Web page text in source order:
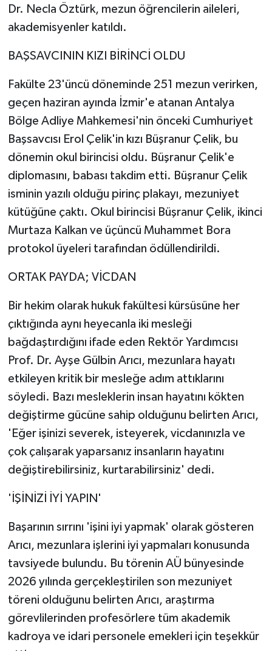
Dr. Necla Öztürk, mezun öğrencilerin aileleri,
akademisyenler katıldı.
BAŞSAVCININ KIZI BİRİNCİ OLDU
Fakülte 23'üncü döneminde 251 mezun verirken,
geçen haziran ayında İzmir'e atanan Antalya
Bölge Adliye Mahkemesi'nin önceki Cumhuriyet
Başsavcısı Erol Çelik'in kızı Büşranur Çelik, bu
dönemin okul birincisi oldu. Büşranur Çelik'e
diplomasını, babası takdim etti. Büşranur Çelik
isminin yazılı olduğu pirinç plakayı, mezuniyet
kütüğüne çaktı. Okul birincisi Büşranur Çelik, ikinci
Murtaza Kalkan ve üçüncü Muhammet Bora
protokol üyeleri tarafından ödüllendirildi.
ORTAK PAYDA; VİCDAN
Bir hekim olarak hukuk fakültesi kürsüsüne her
çıktığında aynı heyecanla iki mesleği
bağdaştırdığını ifade eden Rektör Yardımcısı
Prof. Dr. Ayşe Gülbin Arıcı, mezunlara hayatı
etkileyen kritik bir mesleğe adım attıklarını
söyledi. Bazı mesleklerin insan hayatını kökten
değiştirme gücüne sahip olduğunu belirten Arıcı,
'Eğer işinizi severek, isteyerek, vicdanınızla ve
çok çalışarak yaparsanız insanların hayatını
değiştirebilirsiniz, kurtarabilirsiniz' dedi.
'İŞİNİZİ İYİ YAPIN'
Başarının sırrını 'işini iyi yapmak' olarak gösteren
Arıcı, mezunlara işlerini iyi yapmaları konusunda
tavsiyede bulundu. Bu törenin AÜ bünyesinde
2026 yılında gerçekleştirilen son mezuniyet
töreni olduğunu belirten Arıcı, araştırma
görevlilerinden profesörlere tüm akademik
kadroya ve idari personele emekleri için teşekkür